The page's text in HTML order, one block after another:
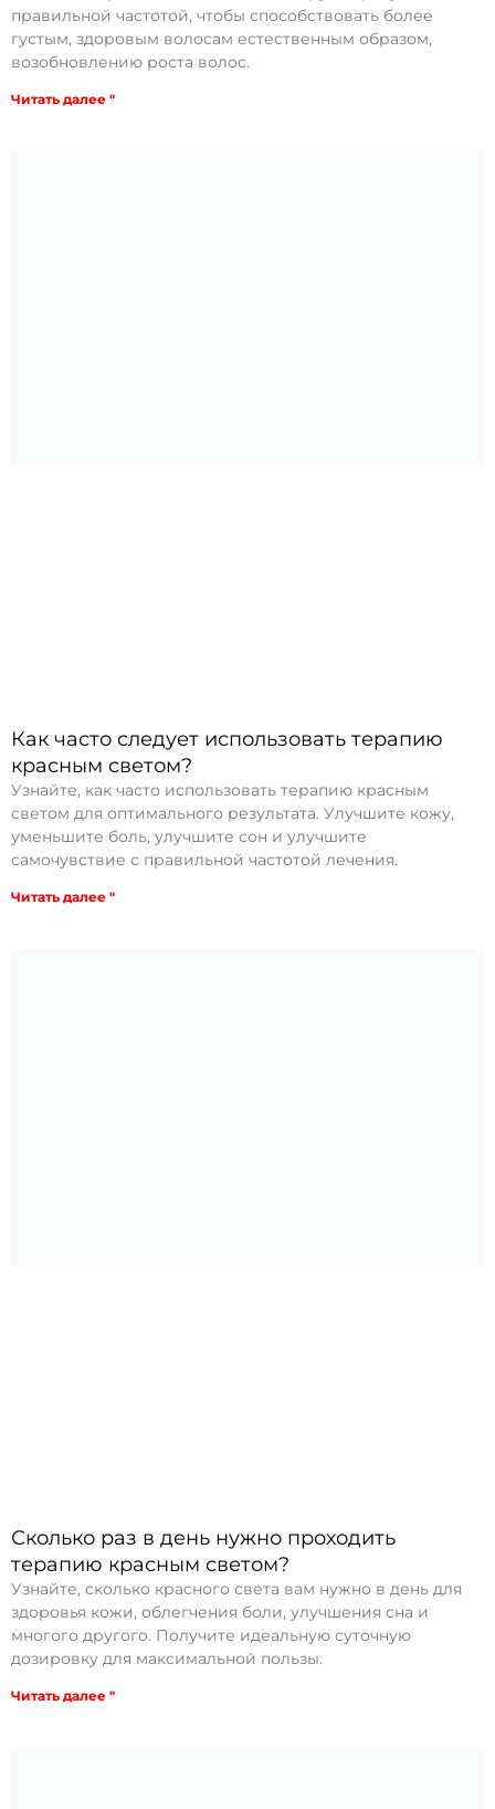
правильной частотой, чтобы способствовать более
густым, здоровым волосам естественным образом,
возобновлению роста волос.
Читать далее "
Как часто следует использовать терапию
красным светом?
Узнайте, как часто использовать терапию красным
светом для оптимального результата. Улучшите кожу,
уменьшите боль, улучшите сон и улучшите
самочувствие с правильной частотой лечения.
Читать далее "
Сколько раз в день нужно проходить
терапию красным светом?
Узнайте, сколько красного света вам нужно в день для
здоровья кожи, облегчения боли, улучшения сна и
многого другого. Получите идеальную суточную
дозировку для максимальной пользы.
Читать далее "